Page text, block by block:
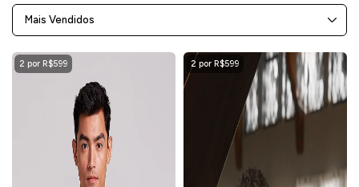
Mais Vendidos
2 por R$599 2 por R$599